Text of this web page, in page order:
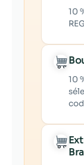
10
10